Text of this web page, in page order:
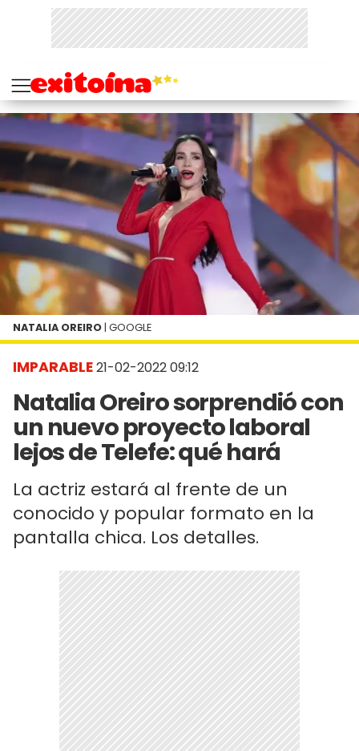
IMPARABLE21-02-2022 09:12
Natalia Oreiro sorprendió con
un nuevo proyecto laboral
lejos de Telefe: qué hará
La actriz estará al frente de un
conocido y popular formato en la
pantalla chica. Los detalles.
NATALIA OREIRO | GOOGLE